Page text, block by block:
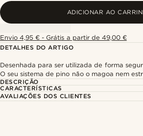
ADICIONAR AO
Envio 4,95 € - Grátis a partir de 49,00 €
DETALHES DO ARTIGO
Desenhada para ser utilizada de forma
O seu sistema de pino não o magoa nem
DESCRIÇÃO
CARACTERÍSTICAS
AVALIAÇÕES DOS CLIENTES